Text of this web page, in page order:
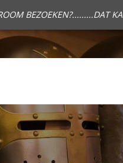
BEZOEKEN?.........DAT